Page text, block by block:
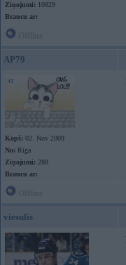
Ziņojumi: 10829
Braucu ar:
AP79
Kopš: 02. Nov 2009
No: Rīga
Ziņojumi: 288
Braucu ar:
viesulis